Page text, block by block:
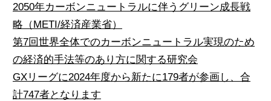
2050年カーボンニュートラルに伴うグリーン成長戦
略（METI/経済産業省）
第7回世界全体でのカーボンニュートラル実現のため
の経済的手法等のあり方に関する研究会
GXリーグに2024年度から新たに179者が参画し、合
計747者となります